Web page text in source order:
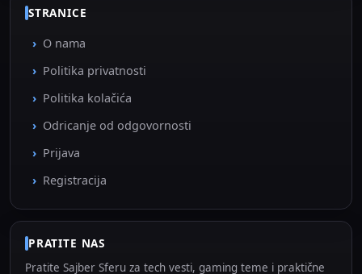
STRANICE
O nama
Politika privatnosti
Politika kolačića
Odricanje od odgovornosti
Prijava
Registracija
PRATITE NAS
Pratite Sajber Sferu za tech vesti, gaming teme i praktične